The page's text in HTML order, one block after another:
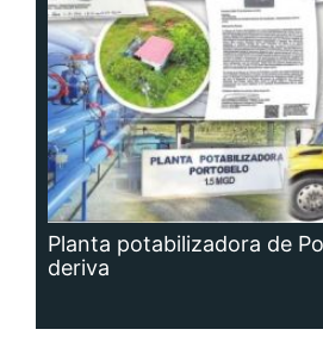
Planta potabilizadora de
deriva